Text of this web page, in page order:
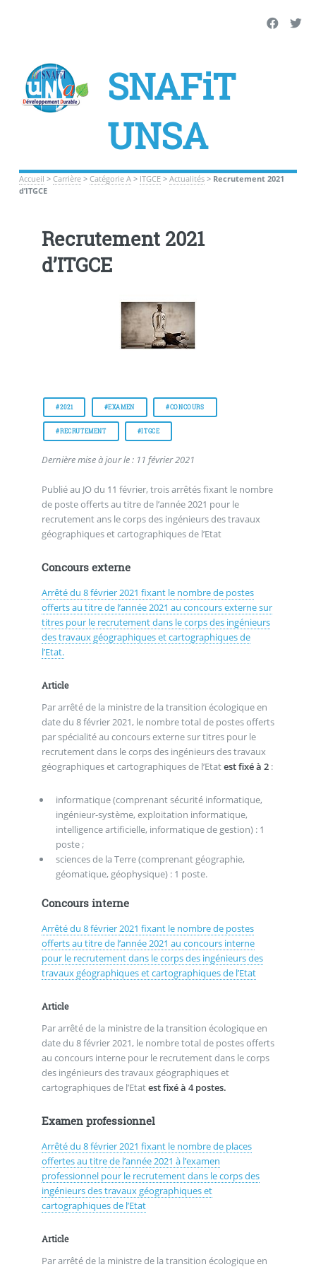
SNAFiT
UNSA
Accueil > Carrière> Catégorie A> ITGCE> Actualités> Recrutement 2021
d’ITGCE
Recrutement 2021
d’ITGCE
#2021 #EXAMEN #CONCOURS
#RECRUTEMENT #ITGCE
Dernière mise à jour le : 11 février 2021
Publié au JO du 11 février, trois arrêtés fixant le nombre
de poste offerts au titre de l’année 2021 pour le
recrutement ans le corps des ingénieurs des travaux
géographiques et cartographiques de l’Etat
Concours externe
Arrêté du 8 février 2021 fixant le nombre de postes
offerts au titre de l’année 2021 au concours externe sur
titres pour le recrutement dans le corps des ingénieurs
des travaux géographiques et cartographiques de
l’Etat.
Article
Par arrêté de la ministre de la transition écologique en
date du 8 février 2021, le nombre total de postes offerts
par spécialité au concours externe sur titres pour le
recrutement dans le corps des ingénieurs des travaux
géographiques et cartographiques de l’Etatest fixé à 2:
informatique (comprenant sécurité informatique,
ingénieur-système, exploitation informatique,
intelligence artificielle, informatique de gestion) : 1
poste ;
sciences de la Terre (comprenant géographie,
géomatique, géophysique) : 1 poste.
Concours interne
Arrêté du 8 février 2021 fixant le nombre de postes
offerts au titre de l’année 2021 au concours interne
pour le recrutement dans le corps des ingénieurs des
travaux géographiques et cartographiques de l’Etat
Article
Par arrêté de la ministre de la transition écologique en
date du 8 février 2021, le nombre total de postes offerts
au concours interne pour le recrutement dans le corps
des ingénieurs des travaux géographiques et
cartographiques de l’Etatest fixé à 4 postes.
Examen professionnel
Arrêté du 8 février 2021 fixant le nombre de places
offertes au titre de l’année 2021 à l’examen
professionnel pour le recrutement dans le corps des
ingénieurs des travaux géographiques et
cartographiques de l’Etat
Article
Par arrêté de la ministre de la transition écologique en